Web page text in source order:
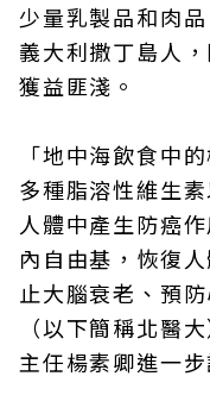
少量乳製品和肉
義大利撒丁島人
獲益匪淺。
「地中海飲食中
多種脂溶性維生
人體中產生防癌
內自由基，恢復
止大腦衰老、預
（以下簡稱北醫
主任楊素卿進一步